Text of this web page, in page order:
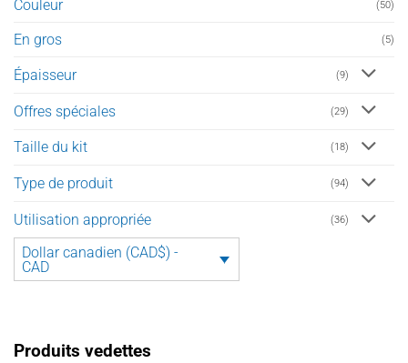
Couleur (50)
En gros (5)
Épaisseur (9)
Offres spéciales (29)
Taille du kit (18)
Type de produit (94)
Utilisation appropriée (36)
Dollar canadien (CAD$) -
CAD
Produits vedettes